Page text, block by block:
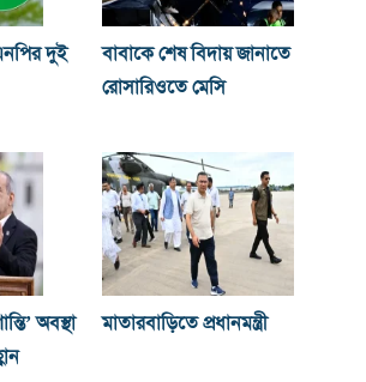
দুই
বাবাকে শেষ বিদায় জানাতে
রোসারিওতে মেসি
অবস্থা
মাতারবাড়িতে প্রধানমন্ত্রী